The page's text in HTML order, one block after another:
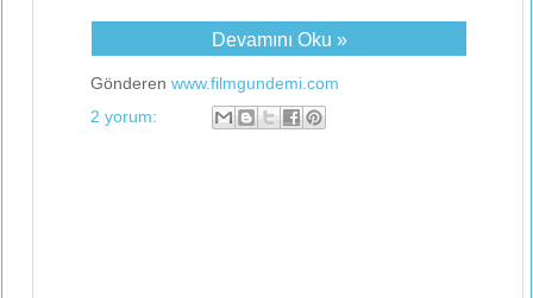
Devamını Oku »
Gönderen www.filmgundemi.com
2 yorum: